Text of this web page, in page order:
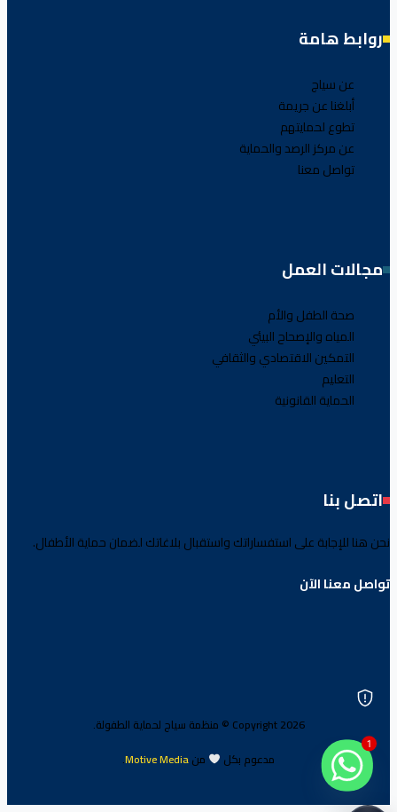
روابط هامة
عن سياج
أبلغنا عن جريمة
تطوع لحمايتهم
عن مركز الرصد والحماية
تواصل معنا
مجالات العمل
صحة الطفل والأم
المياه والإصحاح البيئي
التمكين الاقتصادي والثقافي
التعليم
الحماية القانونية
اتصل بنا
نحن هنا للإجابة على استفساراتك واستقبال بلاغاتك لضمان حماية الأطفال.
تواصل معنا الآن
Copyright 2026 © منظمة سياج لحماية الطفولة.
مدعوم بكل
منMotive Media
.
1